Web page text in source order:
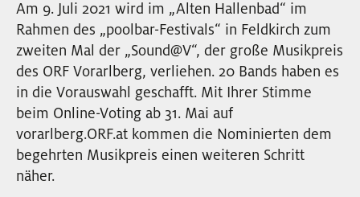
VISION
EVENTS
NEWSLETTER
Am 9. Juli 2021 wird im „Alten Hallenbad“ im
Rahmen des „poolbar-Festivals“ in Feldkirch zum
zweiten Mal der „Sound@V“, der große Musikpreis
des ORF Vorarlberg, verliehen. 20 Bands haben es
in die Vorauswahl geschafft. Mit Ihrer Stimme
beim Online-Voting ab 31. Mai auf
vorarlberg.ORF.at kommen die Nominierten dem
begehrten Musikpreis einen weiteren Schritt
näher.